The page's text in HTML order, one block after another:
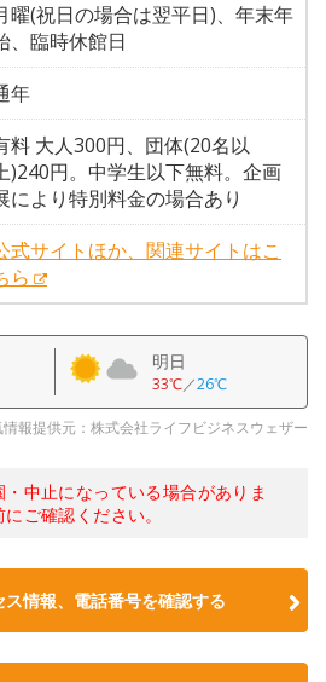
曜(祝日の場合は翌平日)、年末年
、臨時休館日
年
料 大人300円、団体(20名以
)240円。中学生以下無料。企画
により特別料金の場合あり
式サイトほか、関連サイトはこ
ら
明日
33℃／26℃
情報提供元：株式会社ライフビジネスウェザー
中止になっている場合がありま
ご確認ください。
情報、電話番号を確認する